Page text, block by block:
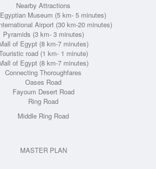
Nearby Attractions
Museum (5 km- 5 minutes)
Airport (30 km-20 minutes)
Pyramids (3 km- 3 minutes)
of Egypt (8 km-7 minutes)
road (1 km- 1 minute)
of Egypt (8 km-7 minutes)
Connecting Thoroughfares
Oases Road
Fayoum Desert Road
Ring Road
Middle Ring Road
MASTER PLAN